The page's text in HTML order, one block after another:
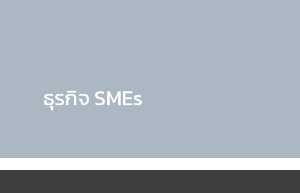
ธุรกิจ SMEs